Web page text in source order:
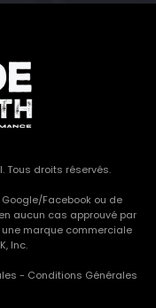
Tous droits réservés.
Facebook ou de
aucun cas approuvé par
une marque commerciale
Inc.
- Conditions Générales